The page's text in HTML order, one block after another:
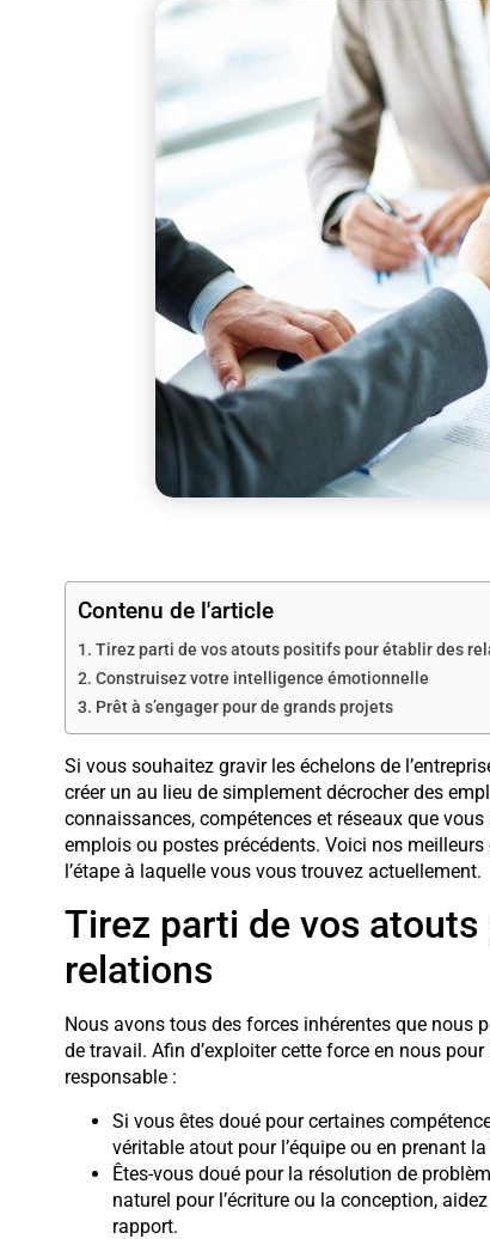
Contenu de l'article
Tirez parti de vos atouts positifs pour établir des
Construisez votre intelligence émotionnelle
Prêt à s’engager pour de grands projets
Si vous souhaitez gravir les échelons de
créer un au lieu de simplement décrocher des
connaissances, compétences et réseaux que
emplois ou postes précédents. Voici nos
l’étape à laquelle vous vous trouvez actuellement.
Tirez parti de vos
relations
Nous avons tous des forces inhérentes que nous
de travail. Afin d’exploiter cette force en nous
responsable :
Si vous êtes doué pour certaines
véritable atout pour l’équipe ou en prenant
Êtes-vous doué pour la résolution de
naturel pour l’écriture ou la conception,
rapport.